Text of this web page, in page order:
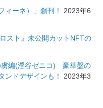
ィーネ）」創刊！
2023年6
スト』未公開カットNFTの
虜編(澄谷ゼニコ) 豪華盤の
ンドデザインも！
2023年3